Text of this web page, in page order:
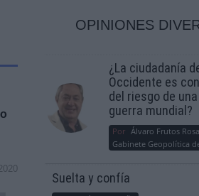
OPINIONES
¿La ciudadanía
Occidente es
del riesgo de
guerra mundial?
Por Álvaro Frutos
Gabinete Geopolítica
Suelta y confía